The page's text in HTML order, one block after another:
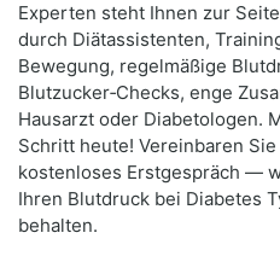
Experten steht Ihnen zur
durch Diätassistenten,
Bewegung, regelmäßige
Blutzucker‑Checks, enge
Hausarzt oder Diabetologen.
Schritt heute! Vereinbaren
kostenloses Erstgespräch —
Ihren Blutdruck bei Diabetes
behalten.